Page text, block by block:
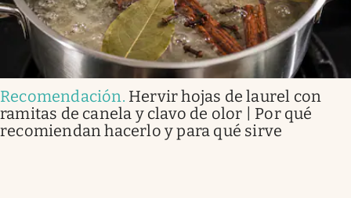
Recomendación. Hervir hojas de laurel con
ramitas de canela y clavo de olor | Por qué
recomiendan hacerlo y para qué sirve